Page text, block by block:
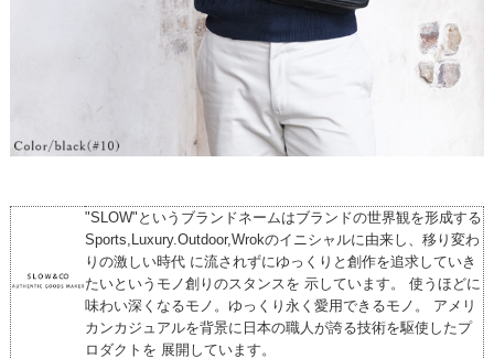
"SLOW"というブランドネームはブランドの世界観を形成する
Sports,Luxury.Outdoor,Wrokのイニシャルに由来し、移り変わ
りの激しい時代 に流されずにゆっくりと創作を追求していき
たいというモノ創りのスタンスを 示しています。 使うほどに
味わい深くなるモノ。ゆっくり永く愛用できるモノ。 アメリ
カンカジュアルを背景に日本の職人が誇る技術を駆使したプ
ロダクトを 展開しています。